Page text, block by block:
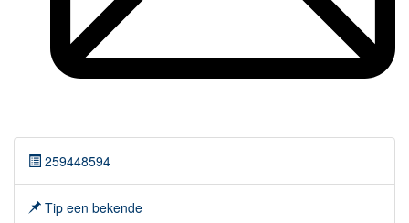
259448594
Tip een bekende